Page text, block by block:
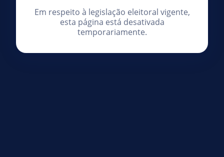
Em respeito à legislação eleitoral vigente,
esta página está desativada
temporariamente.